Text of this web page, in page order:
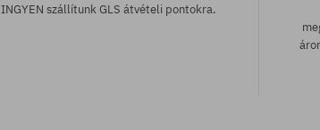
INGYEN szállítunk GLS átvételi pontokra.